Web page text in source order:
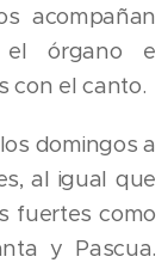
acompañan
órgano e
con el canto.
domingos a
al igual que
fuertes como
y Pascua.